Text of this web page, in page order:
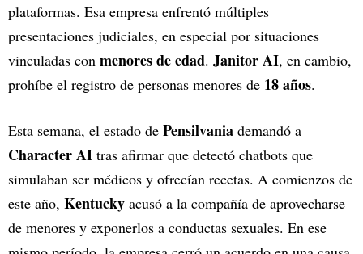
plataformas. Esa empresa enfrentó múltiples
presentaciones judiciales, en especial por situaciones
vinculadas con menores de edad. Janitor AI, en cambio,
prohíbe el registro de personas menores de 18 años.
Esta semana, el estado de Pensilvania demandó a
Character AI tras afirmar que detectó chatbots que
simulaban ser médicos y ofrecían recetas. A comienzos de
este año, Kentucky acusó a la compañía de aprovecharse
de menores y exponerlos a conductas sexuales. En ese